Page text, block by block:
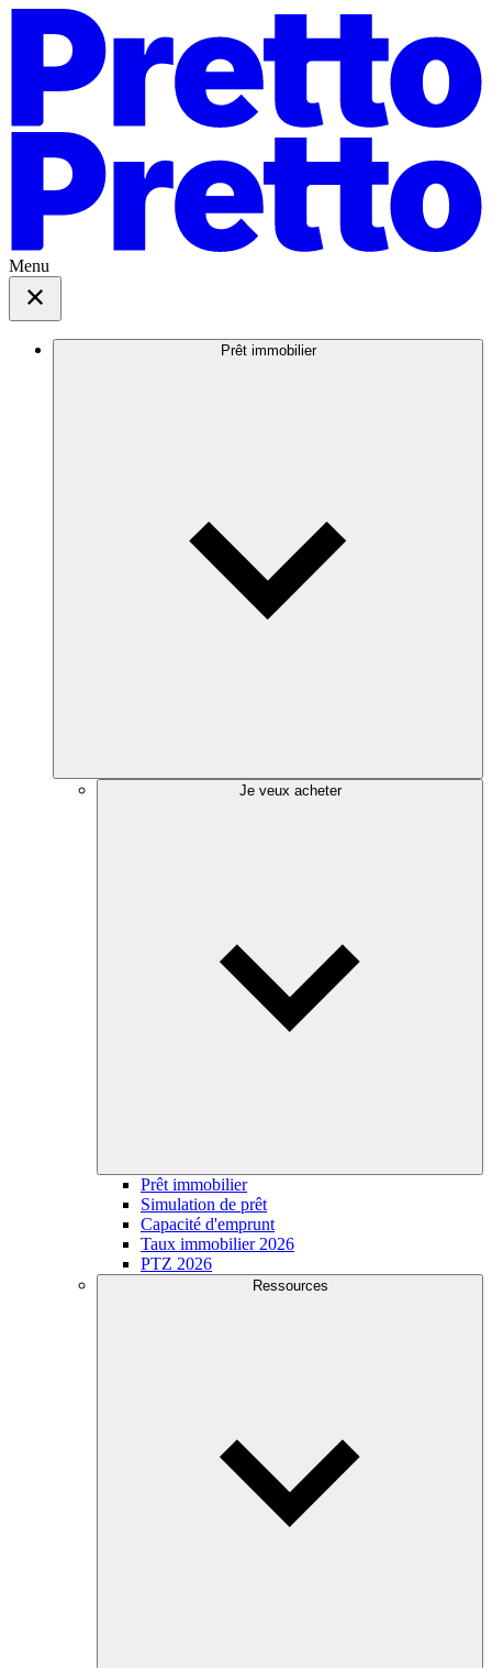
Menu
Prêt immobilier
Je veux acheter
Prêt immobilier
Simulation de prêt
Capacité d'emprunt
Taux immobilier 2026
PTZ 2026
Ressources